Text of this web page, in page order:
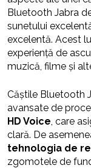
Bluetooth Jabra
sunetului
excelentă. Acest
experiență de
muzică, filme și
Căștile Bluetooth
avansate de
HD Voice , care
clară. De
tehnologia de
zgomotele de